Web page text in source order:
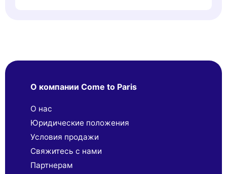
О компании Come to Paris
О нас
Юридические положения
Условия продажи
Свяжитесь с нами
Партнерaм